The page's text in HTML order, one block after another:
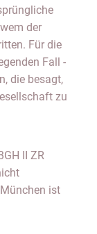
der
Für die
Fall -
die besagt,
zu
II ZR
ist